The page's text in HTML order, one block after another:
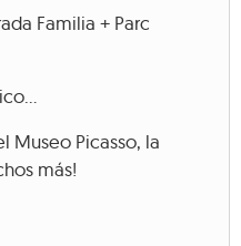
Familia + Parc
Museo Picasso, la
más!